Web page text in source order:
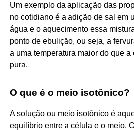
Um exemplo da aplicação das
no cotidiano é a adição de sal em
água e o aquecimento essa
ponto de ebulição, ou seja, a
a uma temperatura maior do que a
pura.
O que é o meio isotônico?
A solução ou meio isotônico é
equilíbrio entre a célula e o meio.